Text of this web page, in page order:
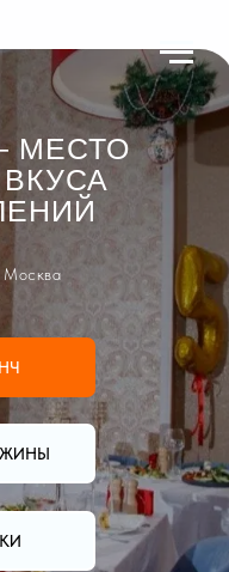
МЕСТО
Москва